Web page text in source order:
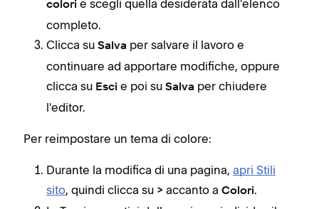
colori e scegli quella desiderata dall'elenco
completo.
Clicca su Salva per salvare il lavoro e
continuare ad apportare modifiche, oppure
clicca su Esci e poi su Salva per chiudere
l'editor.
Per reimpostare un tema di colore:
Durante la modifica di una pagina, apri Stili
sito, quindi clicca su > accanto a Colori.